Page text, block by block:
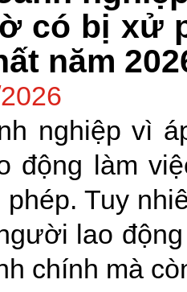
có bị xử
năm
nghiệp vì
động làm
phép. Tuy
lao
chính mà